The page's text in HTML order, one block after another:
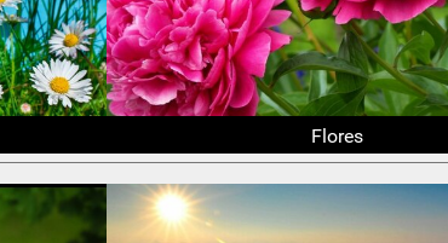
Flores